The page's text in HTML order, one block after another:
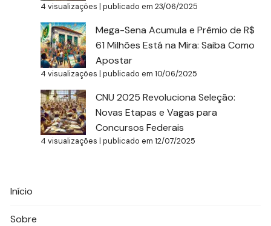
4 visualizações |publicado em 23/06/2025
Mega-Sena Acumula e Prêmio de R$
61 Milhões Está na Mira: Saiba Como
Apostar
4 visualizações |publicado em 10/06/2025
CNU 2025 Revoluciona Seleção:
Novas Etapas e Vagas para
Concursos Federais
4 visualizações |publicado em 12/07/2025
Início
Sobre